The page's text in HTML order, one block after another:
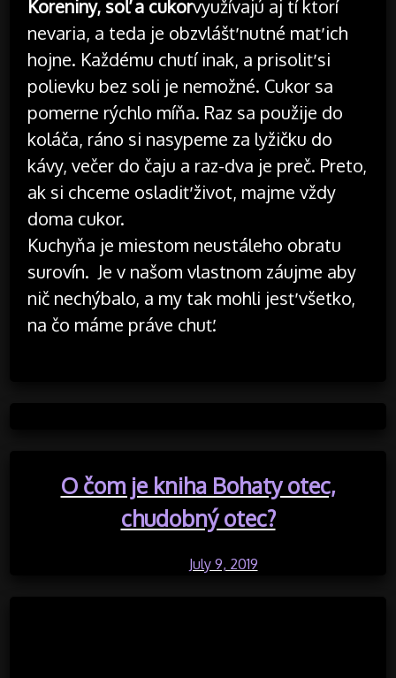
Koreniny, soľ a cukorvyužívajú aj tí ktorí
nevaria, a teda je obzvlášť nutné mať ich
hojne. Každému chutí inak, a prisoliť si
polievku bez soli je nemožné. Cukor sa
pomerne rýchlo míňa. Raz sa použije do
koláča, ráno si nasypeme za lyžičku do
kávy, večer do čaju a raz-dva je preč. Preto,
ak si chceme osladiť život, majme vždy
doma cukor.
Kuchyňa je miestom neustáleho obratu
surovín. Je v našom vlastnom záujme aby
nič nechýbalo, a my tak mohli jesť všetko,
na čo máme práve chuť.
O čom je kniha Bohaty otec,
chudobný otec?
July 9, 2019